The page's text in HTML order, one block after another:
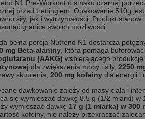
N1 Pre-Workout o smaku czarnej
przed treningiem. Opakowanie 510g
siły, jak i wytrzymałości. Produkt
granice swoich możliwości.
pełna porcja Nutrend N1 dostarcza
mg Beta-alaniny , która pomaga
(AAKG) wspierającego
dla zwiększenia mocy i siły, 2250
skupienia, 200 mg kofeiny dla energii i
dawkowanie zależy od masy ciała i
się wymieszać dawkę 8.5 g (1/2 miarki) w
wymieszać dawkę 17 g (1 miarka) w 300
kofeiny, nie należy przekraczać